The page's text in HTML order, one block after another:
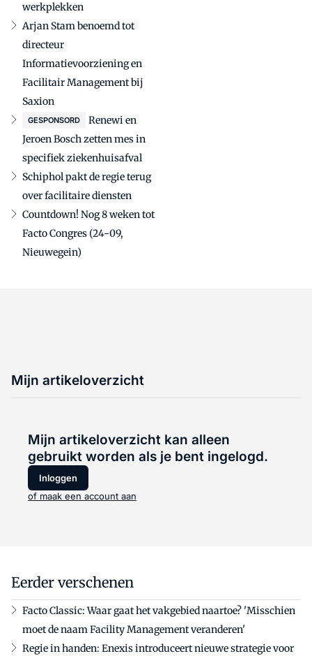
werkplekken
Arjan Stam benoemd tot
directeur
Informatievoorziening en
Facilitair Management bij
Saxion
GESPONSORD
Renewi en
Jeroen Bosch zetten mes in
specifiek ziekenhuisafval
Schiphol pakt de regie terug
over facilitaire diensten
Countdown! Nog 8 weken tot
Facto Congres (24-09,
Nieuwegein)
Mijn artikeloverzicht
Mijn artikeloverzicht kan alleen
gebruikt worden als je bent ingelogd.
Inloggen
of maak een account aan
Eerder verschenen
Facto Classic: Waar gaat het vakgebied naartoe? 'Misschien
moet de naam Facility Management veranderen'
Regie in handen: Enexis introduceert nieuwe strategie voor